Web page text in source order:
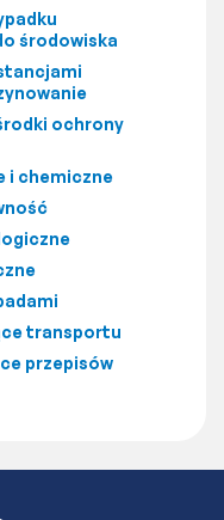
środowiska
ochrony
i chemiczne
transportu
przepisów